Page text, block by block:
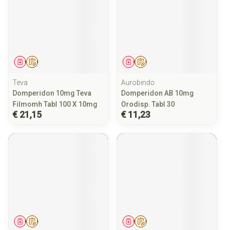
Op voorschrift
Geneesmiddel
Teva
Domperidon 10mg Teva
Filmomh Tabl 100 X 10mg
€ 21,15
Op voorschrift
Geneesmiddel
Aurobindo
Domperidon AB 10mg
Orodisp. Tabl 30
€ 11,23
Op voorschrift
Geneesmiddel Op voorschrift
Geneesmiddel